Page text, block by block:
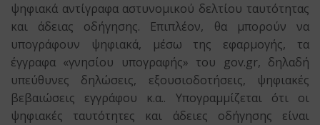
ψηφιακά αντίγραφα αστυνομικού δελτίου ταυτότητας
και άδειας οδήγησης. Επιπλέον, θα μπορούν να
υπογράφουν ψηφιακά, μέσω της εφαρμογής, τα
έγγραφα «γνησίου υπογραφής» του gov.gr, δηλαδή
υπεύθυνες δηλώσεις, εξουσιοδοτήσεις, ψηφιακές
βεβαιώσεις εγγράφου κ.α.. Υπογραμμίζεται ότι οι
ψηφιακές ταυτότητες και άδειες οδήγησης είναι